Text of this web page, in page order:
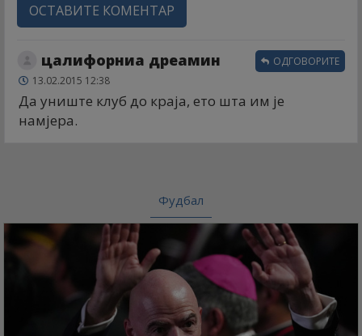
ОСТАВИТЕ КОМЕНТАР
цалифорниа дреамин
13.02.2015 12:38
Да униште клуб до краја, ето шта им је
намјера.
ОДГОВОРИТЕ
Фудбал